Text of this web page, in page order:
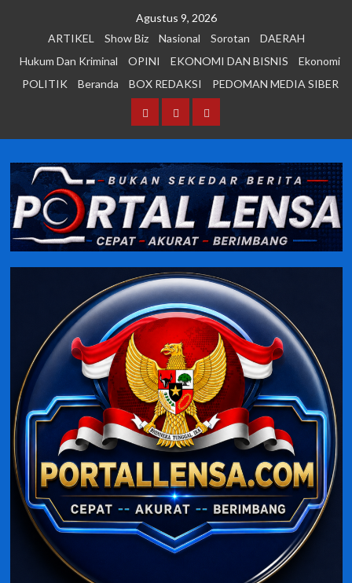
Agustus 9, 2026
ARTIKEL
Show Biz Nasional Sorotan
DAERAH
Hukum Dan Kriminal
OPINI EKONOMI DAN BISNIS
Ekonomi
POLITIK
Beranda BOX REDAKSI PEDOMAN MEDIA SIBER
BerandaBOX PEDOMAN
SIBER